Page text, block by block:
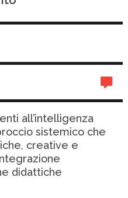
all’intelligenza
sistemico che
creative e
didattiche